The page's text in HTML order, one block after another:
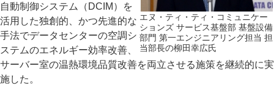
エヌ・ティ・ティ・コミュニケー
ションズ サービス基盤部 基盤設備
部門 第一エンジニアリング担当 担
当部長の柳田幸広氏
自動制御システム（DCIM）を
活用した独創的、かつ先進的な
手法でデータセンターの空調シ
ステムのエネルギー効率改善、
サーバー室の温熱環境品質改善を両立させる施策を継続的に実
施した。